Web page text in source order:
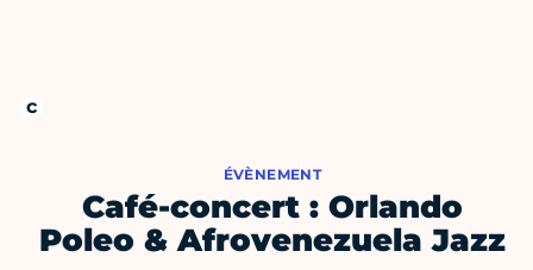
ÉVÈNEMENT
Café-concert : Orlando
Poleo & Afrovenezuela Jazz